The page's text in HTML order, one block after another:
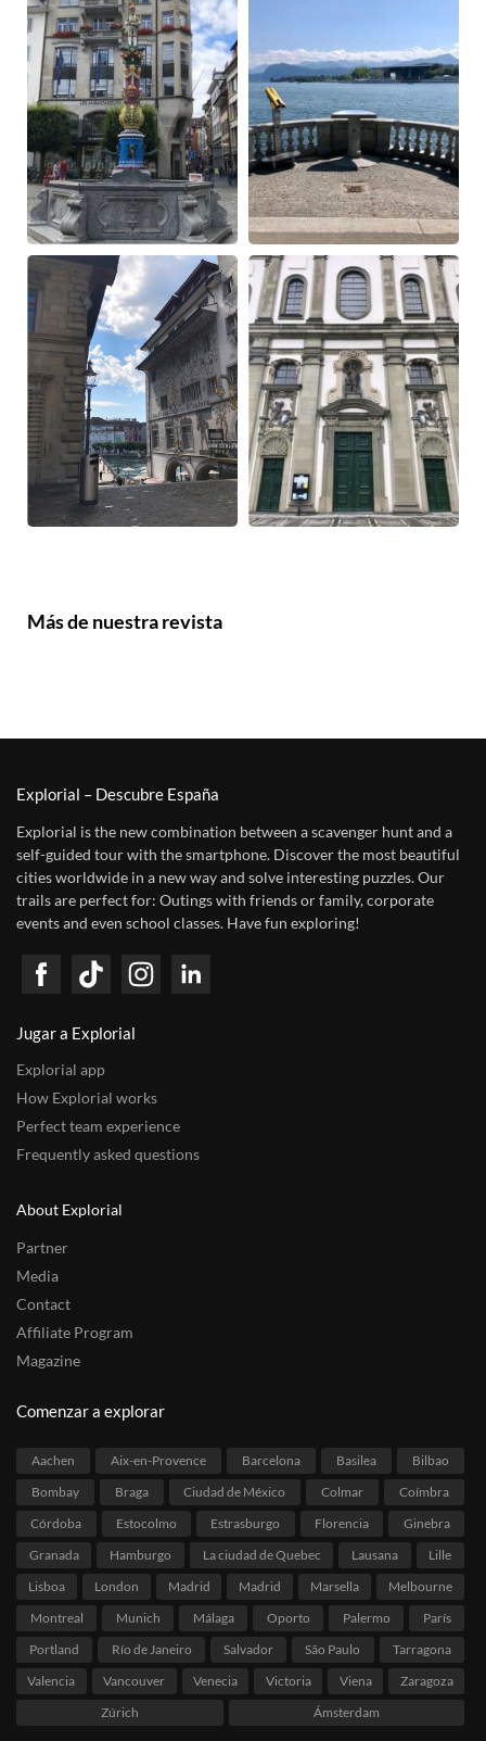
Más de nuestra revista
Explorial – Descubre España
Explorial is the new combination between a scavenger hunt and a
self-guided tour with the smartphone. Discover the most beautiful
cities worldwide in a new way and solve interesting puzzles. Our
trails are perfect for: Outings with friends or family, corporate
events and even school classes. Have fun exploring!
Jugar a Explorial
Explorial app
How Explorial works
Perfect team experience
Frequently asked questions
About Explorial
Partner
Media
Contact
Affiliate Program
Magazine
Comenzar a explorar
Aachen Aix-en-Provence Barcelona Basilea
Bilbao
Bombay
Braga Ciudad de México Colmar
Coímbra
Córdoba
Estocolmo Estrasburgo Florencia
Ginebra
Granada
Hamburgo La ciudad de Quebec Lausana
Lille
Lisboa
London Madrid Madrid Marsella
Melbourne
Montreal
Munich Málaga Oporto Palermo
París
Portland
Río de Janeiro Salvador São Paulo
Tarragona
Valencia
Vancouver Venecia Victoria Viena
Zaragoza
Zúrich
Ámsterdam